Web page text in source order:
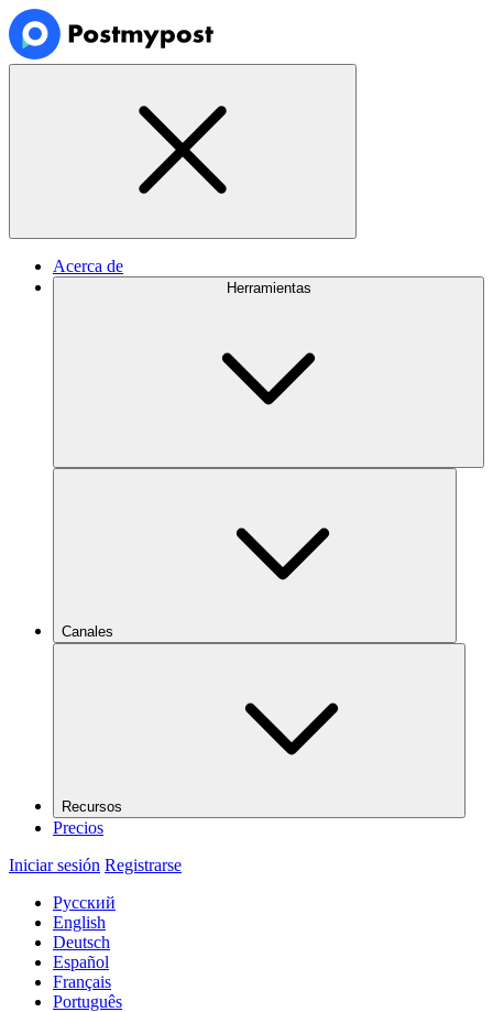
Acerca de
Herramientas
Canales
Recursos
Precios
Iniciar sesión Registrarse
Русский
English
Deutsch
Español
Français
Português